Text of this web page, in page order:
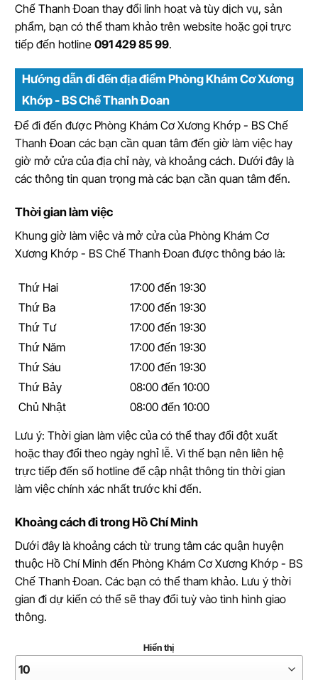
Chế Thanh Đoan thay đổi linh hoạt và tùy dịch vụ, sản
phẩm, bạn có thể tham khảo trên website hoặc gọi trực
tiếp đến hotline 091 429 85 99.
Hướng dẫn đi đến địa điểm Phòng Khám Cơ Xương
Khớp - BS Chế Thanh Đoan
Để đi đến được Phòng Khám Cơ Xương Khớp - BS Chế
Thanh Đoan các bạn cần quan tâm đến giờ làm việc hay
giờ mở cửa của địa chỉ này, và khoảng cách. Dưới đây là
các thông tin quan trọng mà các bạn cần quan tâm đến.
Thời gian làm việc
Khung giờ làm việc và mở cửa của Phòng Khám Cơ
Xương Khớp - BS Chế Thanh Đoan được thông báo là:
Thứ Hai
17:00 đến 19:30
Thứ Ba
17:00 đến 19:30
Thứ Tư
17:00 đến 19:30
Thứ Năm
17:00 đến 19:30
Thứ Sáu
17:00 đến 19:30
Thứ Bảy
08:00 đến 10:00
Chủ Nhật
08:00 đến 10:00
Lưu ý: Thời gian làm việc của có thể thay đổi đột xuất
hoặc thay đổi theo ngày nghỉ lễ. Vì thế bạn nên liên hệ
trực tiếp đến số hotline để cập nhật thông tin thời gian
làm việc chính xác nhất trước khi đến.
Khoảng cách đi trong Hồ Chí Minh
Dưới đây là khoảng cách từ trung tâm các quận huyện
thuộc Hồ Chí Minh đến Phòng Khám Cơ Xương Khớp - BS
Chế Thanh Đoan. Các bạn có thể tham khảo. Lưu ý thời
gian đi dự kiến có thể sẽ thay đổi tuỳ vào tình hình giao
thông.
Hiển thị